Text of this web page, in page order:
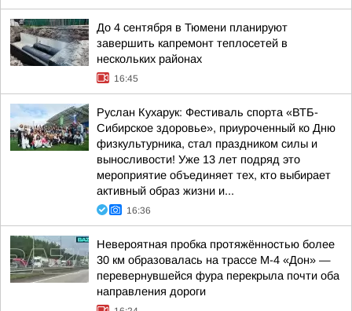
До 4 сентября в Тюмени планируют
завершить капремонт теплосетей в
нескольких районах
16:45
Руслан Кухарук: Фестиваль спорта «ВТБ-
Сибирское здоровье», приуроченный ко Дню
физкультурника, стал праздником силы и
выносливости! Уже 13 лет подряд это
мероприятие объединяет тех, кто выбирает
активный образ жизни и...
16:36
Невероятная пробка протяжённостью более
30 км образовалась на трассе М-4 «Дон» —
перевернувшейся фура перекрыла почти оба
направления дороги